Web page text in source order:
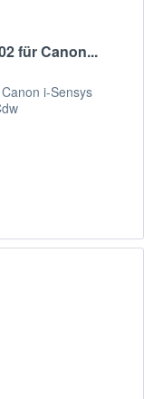
für Canon...
i-Sensys